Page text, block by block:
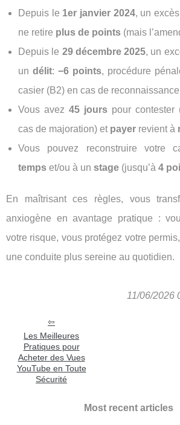
Depuis le 1er janvier 2024, un
ne retire plus de points (mais
Depuis le 29 décembre 2025, un
undélit:−6 points, procédure
casier (B2) en cas de
Vous avez45 jours pour
cas de majoration) et payer revient à
Vous pouvez reconstruire votre
temps et/ou à un stage (jusqu’à 4
En maîtrisant ces règles, vous
anxiogène en avantage pratique :
votre risque, vous protégez votre
une conduite plus sereine au quotidien.
11/06/2026
Les Meilleures
Pratiques pour
Acheter des Vues
YouTube en Toute
Sécurité
Most recent articles